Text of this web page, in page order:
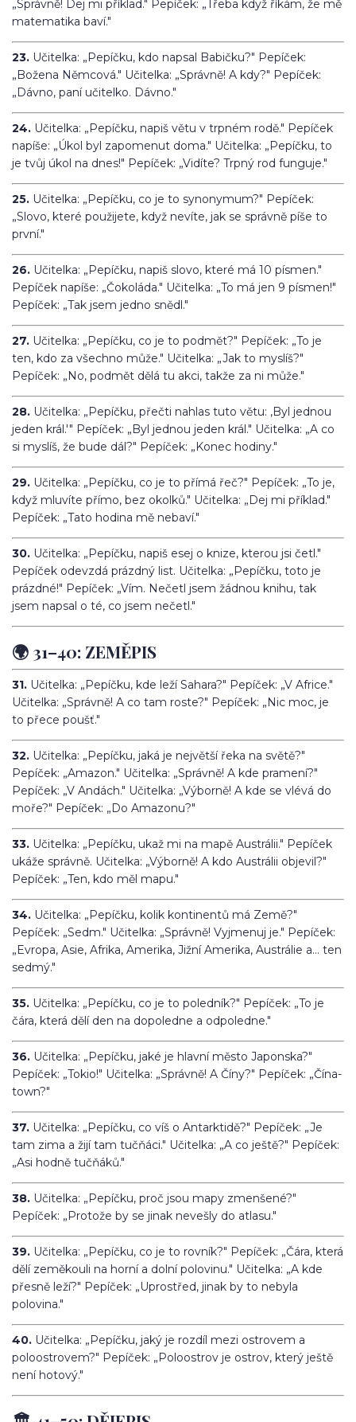
„Správně! Dej mi příklad." Pepíček: „Třeba když říkám, že mě
matematika baví."
23. Učitelka: „Pepíčku, kdo napsal Babičku?" Pepíček:
„Božena Němcová." Učitelka: „Správně! A kdy?" Pepíček:
„Dávno, paní učitelko. Dávno."
24. Učitelka: „Pepíčku, napiš větu v trpném rodě." Pepíček
napíše: „Úkol byl zapomenut doma." Učitelka: „Pepíčku, to
je tvůj úkol na dnes!" Pepíček: „Vidíte? Trpný rod funguje."
25. Učitelka: „Pepíčku, co je to synonymum?" Pepíček:
„Slovo, které použijete, když nevíte, jak se správně píše to
první."
26. Učitelka: „Pepíčku, napiš slovo, které má 10 písmen."
Pepíček napíše: „Čokoláda." Učitelka: „To má jen 9 písmen!"
Pepíček: „Tak jsem jedno snědl."
27. Učitelka: „Pepíčku, co je to podmět?" Pepíček: „To je
ten, kdo za všechno může." Učitelka: „Jak to myslíš?"
Pepíček: „No, podmět dělá tu akci, takže za ni může."
28. Učitelka: „Pepíčku, přečti nahlas tuto větu: ‚Byl jednou
jeden král.'" Pepíček: „Byl jednou jeden král." Učitelka: „A co
si myslíš, že bude dál?" Pepíček: „Konec hodiny."
29. Učitelka: „Pepíčku, co je to přímá řeč?" Pepíček: „To je,
když mluvíte přímo, bez okolků." Učitelka: „Dej mi příklad."
Pepíček: „Tato hodina mě nebaví."
30. Učitelka: „Pepíčku, napiš esej o knize, kterou jsi četl."
Pepíček odevzdá prázdný list. Učitelka: „Pepíčku, toto je
prázdné!" Pepíček: „Vím. Nečetl jsem žádnou knihu, tak
jsem napsal o té, co jsem nečetl."
🌍 31–40: ZEMĚPIS
31. Učitelka: „Pepíčku, kde leží Sahara?" Pepíček: „V Africe."
Učitelka: „Správně! A co tam roste?" Pepíček: „Nic moc, je
to přece poušť."
32. Učitelka: „Pepíčku, jaká je největší řeka na světě?"
Pepíček: „Amazon." Učitelka: „Správně! A kde pramení?"
Pepíček: „V Andách." Učitelka: „Výborně! A kde se vlévá do
moře?" Pepíček: „Do Amazonu?"
33. Učitelka: „Pepíčku, ukaž mi na mapě Austrálii." Pepíček
ukáže správně. Učitelka: „Výborně! A kdo Austrálii objevil?"
Pepíček: „Ten, kdo měl mapu."
34. Učitelka: „Pepíčku, kolik kontinentů má Země?"
Pepíček: „Sedm." Učitelka: „Správně! Vyjmenuj je." Pepíček:
„Evropa, Asie, Afrika, Amerika, Jižní Amerika, Austrálie a... ten
sedmý."
35. Učitelka: „Pepíčku, co je to poledník?" Pepíček: „To je
čára, která dělí den na dopoledne a odpoledne."
36. Učitelka: „Pepíčku, jaké je hlavní město Japonska?"
Pepíček: „Tokio!" Učitelka: „Správně! A Číny?" Pepíček: „Čína-
town?"
37. Učitelka: „Pepíčku, co víš o Antarktidě?" Pepíček: „Je
tam zima a žijí tam tučňáci." Učitelka: „A co ještě?" Pepíček:
„Asi hodně tučňáků."
38. Učitelka: „Pepíčku, proč jsou mapy zmenšené?"
Pepíček: „Protože by se jinak nevešly do atlasu."
39. Učitelka: „Pepíčku, co je to rovník?" Pepíček: „Čára, která
dělí zeměkouli na horní a dolní polovinu." Učitelka: „A kde
přesně leží?" Pepíček: „Uprostřed, jinak by to nebyla
polovina."
40. Učitelka: „Pepíčku, jaký je rozdíl mezi ostrovem a
poloostrovem?" Pepíček: „Poloostrov je ostrov, který ještě
není hotový."